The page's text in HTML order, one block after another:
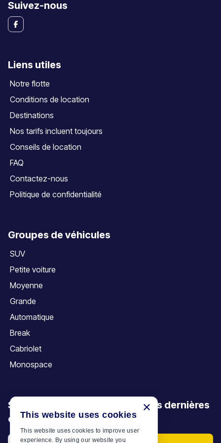
Suivez-nous
Liens utiles
Notre flotte
Conditions de location
Destinations
Nos tarifs incluent toujours
Conseils de location
FAQ
Contactez-nous
Politique de confidentialité
Groupes de véhicules
SUV
Petite voiture
Moyenne
Grande
Automatique
Break
Cabriolet
Monospace
Soyez le premier à découvrir nos dernières
offres, promotions et articles
×
This website uses cookies
This website uses cookies to improve user
experience. By using our website you